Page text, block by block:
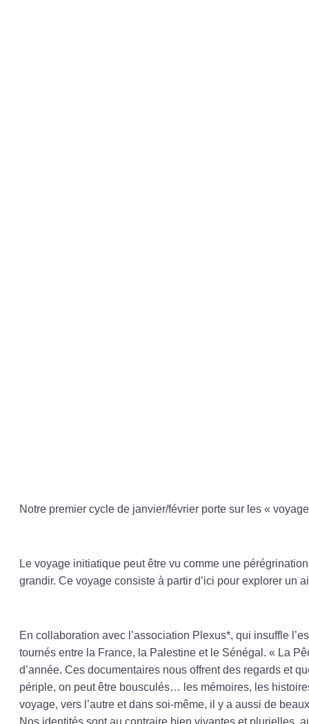
Notre premier cycle de janvier/février porte sur les «
Le voyage initiatique peut être vu comme une
grandir. Ce voyage consiste à partir d’ici pour explorer un
En collaboration avec l’association Plexus*, qui insuffle
tournés entre la France, la Palestine et le Sénégal. « La
d’année. Ces documentaires nous offrent des regards et
périple, on peut être bousculés… les mémoires, les
voyage, vers l’autre et dans soi-même, il y a aussi de